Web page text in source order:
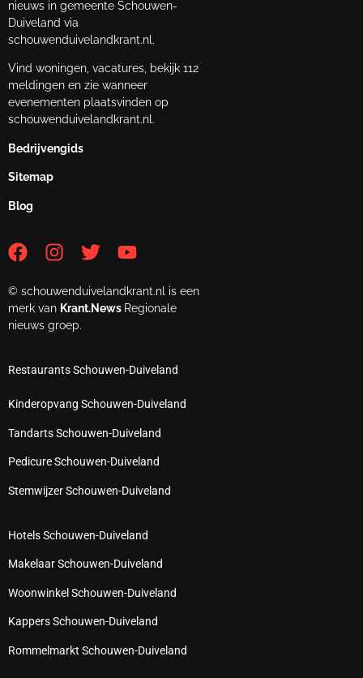
nieuws in gemeente Schouwen-
Duiveland via
schouwenduivelandkrant.nl.
Vind woningen, vacatures, bekijk 112
meldingen en zie wanneer
evenementen plaatsvinden op
schouwenduivelandkrant.nl.
Bedrijvengids
Sitemap
Blog
© schouwenduivelandkrant.nl is een
merk van Krant.News Regionale
nieuws groep.
Restaurants Schouwen-Duiveland
Kinderopvang Schouwen-Duiveland
Tandarts Schouwen-Duiveland
Pedicure Schouwen-Duiveland
Stemwijzer Schouwen-Duiveland
Hotels Schouwen-Duiveland
Makelaar Schouwen-Duiveland
Woonwinkel Schouwen-Duiveland
Kappers Schouwen-Duiveland
Rommelmarkt Schouwen-Duiveland